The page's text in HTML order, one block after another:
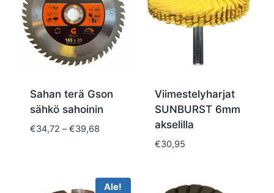
Sahan terä Gson
sähkö sahoinin
€34,72 – €39,68Hintaluokka:
Viimestelyharjat
SUNBURST 6mm
akselilla
€30,95
Ale!